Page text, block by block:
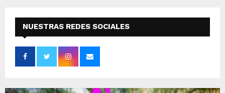
NUESTRAS REDES SOCIALES